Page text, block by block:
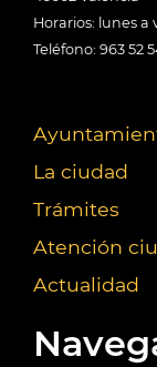
Horarios: lunes a
Teléfono: 963 52
La ciudad
Trámites
Atención
Actualidad